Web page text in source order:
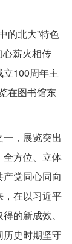
的北大”特色
薪火相传
100周年主
在图书馆东
，展览突出
全方位、立体
党同心同向
，在以习近平
的新成效、
史时期坚守